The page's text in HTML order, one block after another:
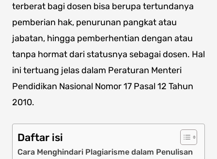
terberat bagi dosen bisa berupa tertundanya
pemberian hak, penurunan pangkat atau
jabatan, hingga pemberhentian dengan atau
tanpa hormat dari statusnya sebagai dosen. Hal
ini tertuang jelas dalam Peraturan Menteri
Pendidikan Nasional Nomor 17 Pasal 12 Tahun
2010.
Daftar isi
Cara Menghindari Plagiarisme dalam Penulisan